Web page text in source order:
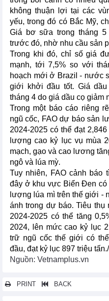
không thuận lợi tại các
yếu, trong đó có Bắc Mỹ,
Giá bơ sữa trong tháng
trước đó, nhờ nhu cầu sản
Trong khi đó, chỉ số giá
mạnh, tới 7,5% so với
hoạch mới ở Brazil - nước
giới khởi đầu tốt. Giá
tháng 4 do giá dầu cọ giảm
Trong một báo cáo riêng
ngũ cốc, FAO dự báo sản
2024-2025 có thể đạt
lượng cao kỷ lục vụ mùa
mạch, gạo và cao lương
ngô và lúa mỳ.
Tuy nhiên, FAO cảnh báo
đây ở khu vực Biển Đen có
lượng lúa mì trên thế giới -
ánh trong dự báo. Tiêu thụ
2024-2025 có thể tăng
2024, lên mức cao kỷ lục
trữ ngũ cốc thế giới có
đầu, đạt kỷ lục 897 triệu
Nguồn: Vetnamplus.vn
PRINT BACK